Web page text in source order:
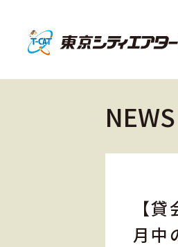
NEWS
【
月中